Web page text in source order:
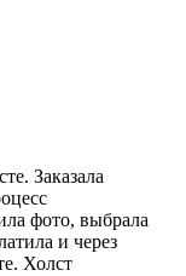
Заказала
фото, выбрала
и через
Холст